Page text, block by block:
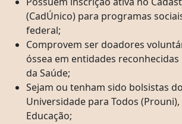
(CadÚnico) para programas
federal;
Comprovem ser doadores
óssea em entidades
da Saúde;
Sejam ou tenham sido bolsistas
Universidade para Todos
Educação;